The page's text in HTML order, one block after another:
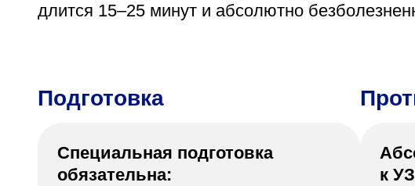
длится 15–25 минут и абсолютно
Подготовка
Специальная подготовка
обязательна:
к